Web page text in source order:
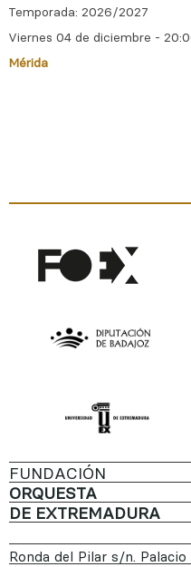
Temporada: 2026/2027
Viernes 04 de diciembre -
Mérida
FUNDACIÓN
ORQUESTA
DE EXTREMADURA
Ronda del Pilar s/n.